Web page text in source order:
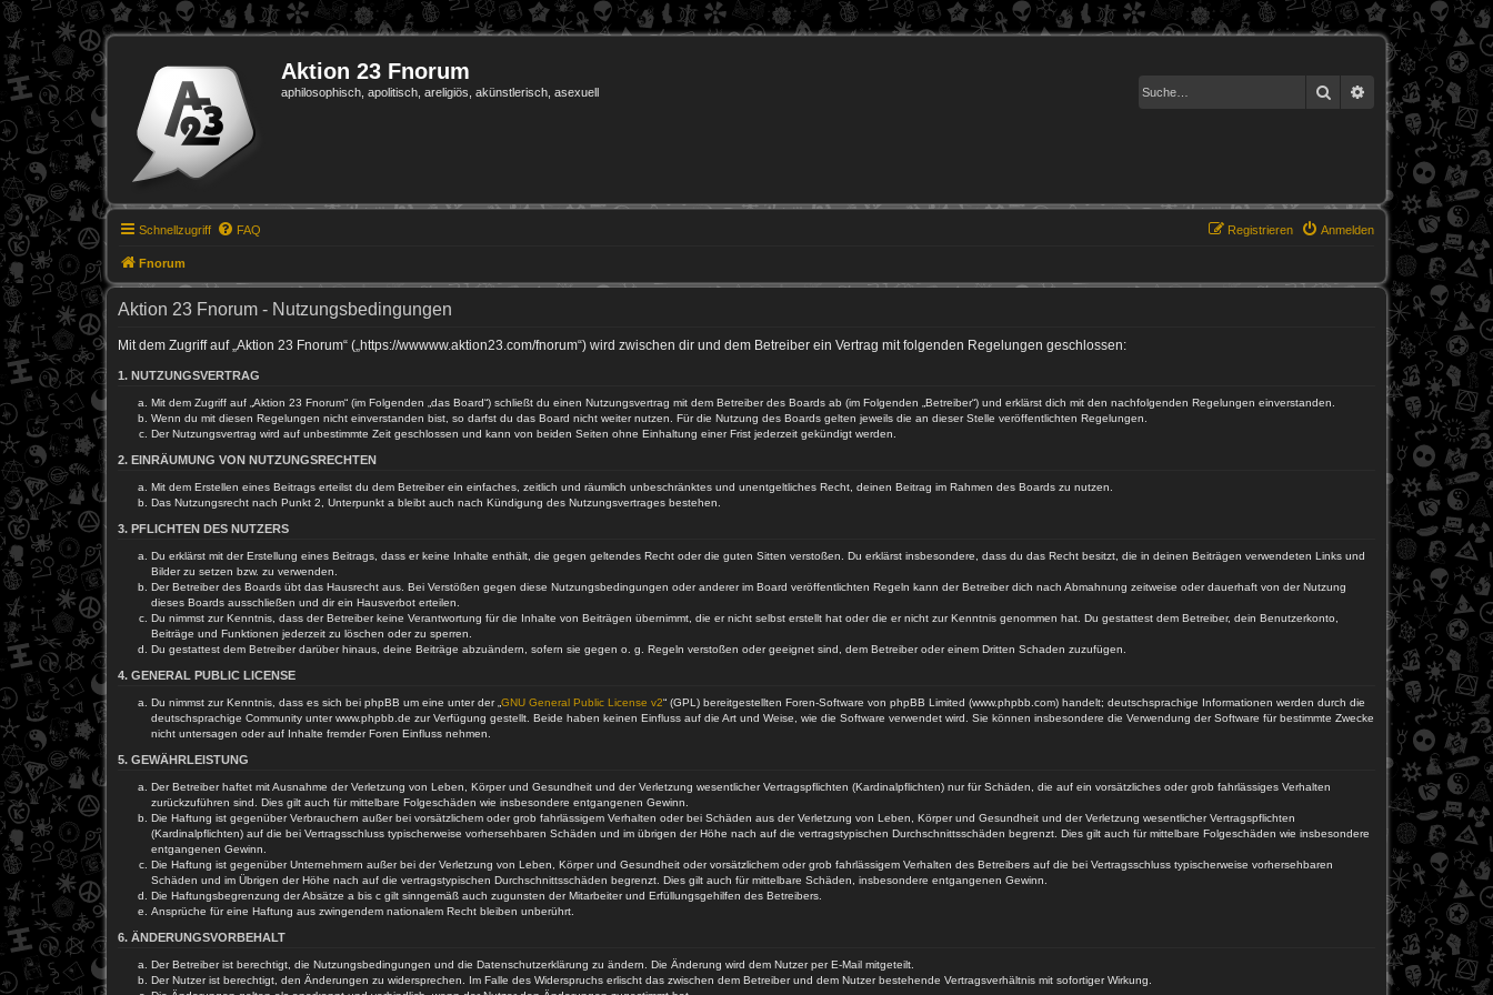
Aktion 23 Fnorum
aphilosophisch, apolitisch, areligiös, akünstlerisch, asexuell Suche Erweiterte Suche
Schnellzugriff FAQ Anmelden
Registrieren
Fnorum
Aktion 23 Fnorum - Nutzungsbedingungen
Mit dem Zugriff auf „Aktion 23 Fnorum“ („https://wwwww.aktion23.com/fnorum“) wird zwischen dir und dem Betreiber ein Vertrag mit folgenden Regelungen geschlossen:
1. NUTZUNGSVERTRAG
Mit dem Zugriff auf „Aktion 23 Fnorum“ (im Folgenden „das Board“) schließt du einen Nutzungsvertrag mit dem Betreiber des Boards ab (im Folgenden „Betreiber“) und erklärst dich mit den nachfolgenden Regelungen einverstanden.
Wenn du mit diesen Regelungen nicht einverstanden bist, so darfst du das Board nicht weiter nutzen. Für die Nutzung des Boards gelten jeweils die an dieser Stelle veröffentlichten Regelungen.
Der Nutzungsvertrag wird auf unbestimmte Zeit geschlossen und kann von beiden Seiten ohne Einhaltung einer Frist jederzeit gekündigt werden.
2. EINRÄUMUNG VON NUTZUNGSRECHTEN
Mit dem Erstellen eines Beitrags erteilst du dem Betreiber ein einfaches, zeitlich und räumlich unbeschränktes und unentgeltliches Recht, deinen Beitrag im Rahmen des Boards zu nutzen.
Das Nutzungsrecht nach Punkt 2, Unterpunkt a bleibt auch nach Kündigung des Nutzungsvertrages bestehen.
3. PFLICHTEN DES NUTZERS
Du erklärst mit der Erstellung eines Beitrags, dass er keine Inhalte enthält, die gegen geltendes Recht oder die guten Sitten verstoßen. Du erklärst insbesondere, dass du das Recht besitzt, die in deinen Beiträgen verwendeten Links und
Bilder zu setzen bzw. zu verwenden.
Der Betreiber des Boards übt das Hausrecht aus. Bei Verstößen gegen diese Nutzungsbedingungen oder anderer im Board veröffentlichten Regeln kann der Betreiber dich nach Abmahnung zeitweise oder dauerhaft von der Nutzung
dieses Boards ausschließen und dir ein Hausverbot erteilen.
Du nimmst zur Kenntnis, dass der Betreiber keine Verantwortung für die Inhalte von Beiträgen übernimmt, die er nicht selbst erstellt hat oder die er nicht zur Kenntnis genommen hat. Du gestattest dem Betreiber, dein Benutzerkonto,
Beiträge und Funktionen jederzeit zu löschen oder zu sperren.
Du gestattest dem Betreiber darüber hinaus, deine Beiträge abzuändern, sofern sie gegen o. g. Regeln verstoßen oder geeignet sind, dem Betreiber oder einem Dritten Schaden zuzufügen.
4. GENERAL PUBLIC LICENSE
Du nimmst zur Kenntnis, dass es sich bei phpBB um eine unter der „ GNU General Public License v2“ (GPL) bereitgestellten Foren-Software von phpBB Limited (www.phpbb.com) handelt; deutschsprachige Informationen werden durch die
deutschsprachige Community unter www.phpbb.de zur Verfügung gestellt. Beide haben keinen Einfluss auf die Art und Weise, wie die Software verwendet wird. Sie können insbesondere die Verwendung der Software für bestimmte Zwecke
nicht untersagen oder auf Inhalte fremder Foren Einfluss nehmen.
5. GEWÄHRLEISTUNG
Der Betreiber haftet mit Ausnahme der Verletzung von Leben, Körper und Gesundheit und der Verletzung wesentlicher Vertragspflichten (Kardinalpflichten) nur für Schäden, die auf ein vorsätzliches oder grob fahrlässiges Verhalten
zurückzuführen sind. Dies gilt auch für mittelbare Folgeschäden wie insbesondere entgangenen Gewinn.
Die Haftung ist gegenüber Verbrauchern außer bei vorsätzlichem oder grob fahrlässigem Verhalten oder bei Schäden aus der Verletzung von Leben, Körper und Gesundheit und der Verletzung wesentlicher Vertragspflichten
(Kardinalpflichten) auf die bei Vertragsschluss typischerweise vorhersehbaren Schäden und im übrigen der Höhe nach auf die vertragstypischen Durchschnittsschäden begrenzt. Dies gilt auch für mittelbare Folgeschäden wie insbesondere
entgangenen Gewinn.
Die Haftung ist gegenüber Unternehmern außer bei der Verletzung von Leben, Körper und Gesundheit oder vorsätzlichem oder grob fahrlässigem Verhalten des Betreibers auf die bei Vertragsschluss typischerweise vorhersehbaren
Schäden und im Übrigen der Höhe nach auf die vertragstypischen Durchschnittsschäden begrenzt. Dies gilt auch für mittelbare Schäden, insbesondere entgangenen Gewinn.
Die Haftungsbegrenzung der Absätze a bis c gilt sinngemäß auch zugunsten der Mitarbeiter und Erfüllungsgehilfen des Betreibers.
Ansprüche für eine Haftung aus zwingendem nationalem Recht bleiben unberührt.
6. ÄNDERUNGSVORBEHALT
Der Betreiber ist berechtigt, die Nutzungsbedingungen und die Datenschutzerklärung zu ändern. Die Änderung wird dem Nutzer per E-Mail mitgeteilt.
Der Nutzer ist berechtigt, den Änderungen zu widersprechen. Im Falle des Widerspruchs erlischt das zwischen dem Betreiber und dem Nutzer bestehende Vertragsverhältnis mit sofortiger Wirkung.